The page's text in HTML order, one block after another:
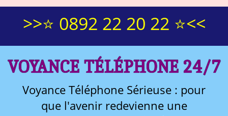
>>⭐ 0892 22 20 22 ⭐<<
VOYANCE TÉLÉPHONE 24/7
Voyance Téléphone Sérieuse : pour
que l'avenir redevienne une